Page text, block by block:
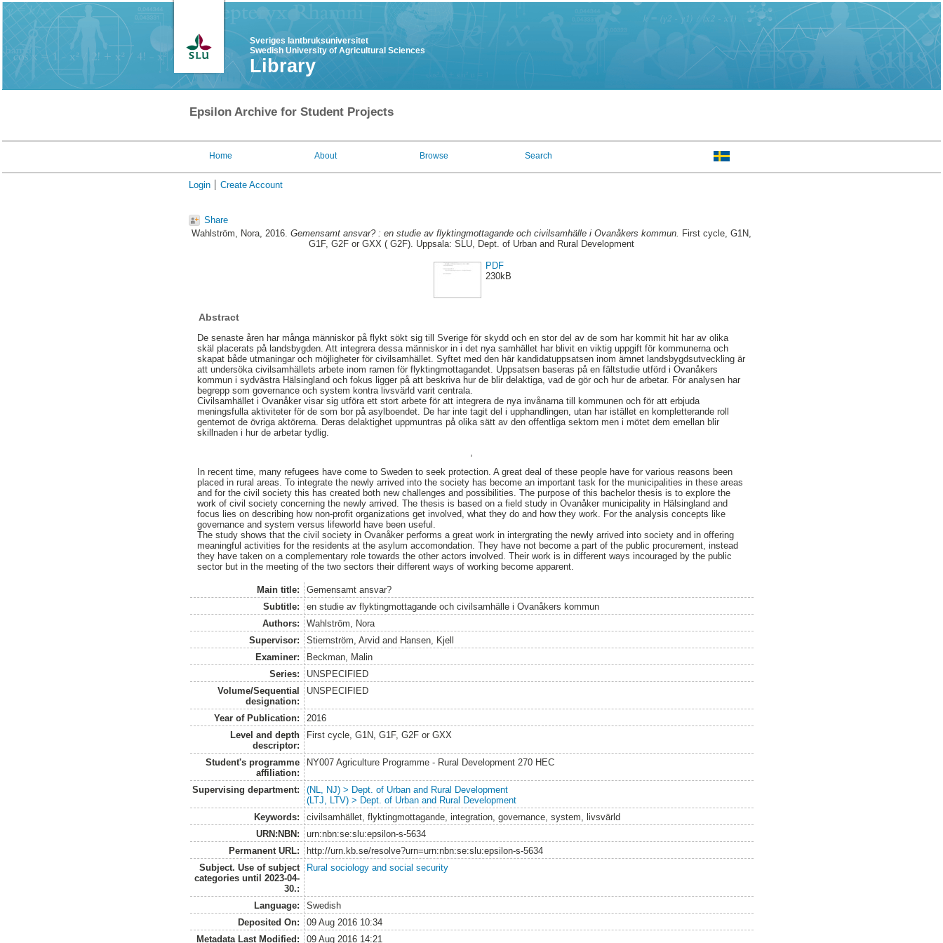
Sveriges lantbruksuniversitet
Swedish University of Agricultural Sciences
Library
Epsilon Archive for Student Projects
Home About Browse Search
Login Create Account
Share
Wahlström, Nora, 2016. Gemensamt ansvar? : en studie av flyktingmottagande och civilsamhälle i Ovanåkers kommun. First cycle, G1N,
G1F, G2F or GXX ( G2F). Uppsala: SLU, Dept. of Urban and Rural Development
PDF
230kB
Abstract
De senaste åren har många människor på flykt sökt sig till Sverige för skydd och en stor del av de som har kommit hit har av olika
skäl placerats på landsbygden. Att integrera dessa människor in i det nya samhället har blivit en viktig uppgift för kommunerna och
skapat både utmaningar och möjligheter för civilsamhället. Syftet med den här kandidatuppsatsen inom ämnet landsbygdsutveckling är
att undersöka civilsamhällets arbete inom ramen för flyktingmottagandet. Uppsatsen baseras på en fältstudie utförd i Ovanåkers
kommun i sydvästra Hälsingland och fokus ligger på att beskriva hur de blir delaktiga, vad de gör och hur de arbetar. För analysen har
begrepp som governance och system kontra livsvärld varit centrala.
Civilsamhället i Ovanåker visar sig utföra ett stort arbete för att integrera de nya invånarna till kommunen och för att erbjuda
meningsfulla aktiviteter för de som bor på asylboendet. De har inte tagit del i upphandlingen, utan har istället en kompletterande roll
gentemot de övriga aktörerna. Deras delaktighet uppmuntras på olika sätt av den offentliga sektorn men i mötet dem emellan blir
skillnaden i hur de arbetar tydlig.
In recent time, many refugees have come to Sweden to seek protection. A great deal of these people have for various reasons been
placed in rural areas. To integrate the newly arrived into the society has become an important task for the municipalities in these areas
and for the civil society this has created both new challenges and possibilities. The purpose of this bachelor thesis is to explore the
work of civil society concerning the newly arrived. The thesis is based on a field study in Ovanåker municipality in Hälsingland and
focus lies on describing how non-profit organizations get involved, what they do and how they work. For the analysis concepts like
governance and system versus lifeworld have been useful.
The study shows that the civil society in Ovanåker performs a great work in intergrating the newly arrived into society and in offering
meaningful activities for the residents at the asylum accomondation. They have not become a part of the public procurement, instead
they have taken on a complementary role towards the other actors involved. Their work is in different ways incouraged by the public
sector but in the meeting of the two sectors their different ways of working become apparent.
Main title:
Gemensamt ansvar?
Subtitle:
en studie av flyktingmottagande och civilsamhälle i Ovanåkers kommun
Authors:
Wahlström, Nora
Supervisor:
Stiernström, Arvidand Hansen, Kjell
Examiner:
Beckman, Malin
Series:
UNSPECIFIED
Volume/Sequential
designation:
UNSPECIFIED
Year of Publication:
2016
Level and depth
descriptor:
First cycle, G1N, G1F, G2F or GXX
Student's programme
affiliation:
NY007 Agriculture Programme - Rural Development 270 HEC
Supervising department:
(NL, NJ) > Dept. of Urban and Rural Development
(LTJ, LTV) > Dept. of Urban and Rural Development
Keywords:
civilsamhället, flyktingmottagande, integration, governance, system, livsvärld
URN:NBN:
urn:nbn:se:slu:epsilon-s-5634
Permanent URL:
http://urn.kb.se/resolve?urn=urn:nbn:se:slu:epsilon-s-5634
Subject. Use of subject
categories until 2023-04-
30.:
Rural sociology and social security
Language:
Swedish
Deposited On:
09 Aug 2016 10:34
Metadata Last Modified:
09 Aug 2016 14:21